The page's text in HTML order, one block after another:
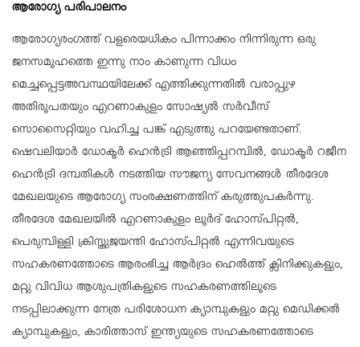
ആരോഗ്യ പരിപാലനം
ആരോഗ്യരംഗത്ത് വളരെയധികം പിന്നാക്കം നിന്നിരുന്ന ഒരു
ജനസമൂഹത്തെ ഇന്നു നാം കാണുന്ന വിധം
മെച്ചപ്പെട്ടഅവസ്ഥയിലേക്ക് എത്തിക്കുന്നതില്‍ വരാപ്പുഴ
അതിരൂപതയും എറണാകുളം സോഷ്യല്‍ സര്‍വീസ്
സൊസൈറ്റിയും വഹിച്ച പങ്ക് എടുത്തു പറയേണ്ടതാണ്.
ഷെവലിയാര്‍ ഡോക്ടര്‍ ഹെന്‍ട്രി ആഞ്ഞിപ്പറമ്പില്‍, ഡോക്ടര്‍ റജീന
ഹെന്‍ട്രി ദമ്പതികള്‍ നടത്തിയ സൗജന്യ സേവനങ്ങള്‍ തീരദേശ
മേഖലയുടെ ആരോഗ്യ സംരക്ഷണത്തിന് കരുത്തുപകര്‍ന്നു.
തീരദേശ മേഖലയില്‍ എറണാകുളം ലൂര്‍ദ് ഹോസ്പിറ്റല്‍,
പെരുമ്പിള്ളി ക്രിസ്തുജയന്തി ഹോസ്പിറ്റല്‍ എന്നിവയുടെ
സഹകരണത്തോടെ ആരംഭിച്ച ആര്‍ദ്രം ഹെല്‍ത്ത് ക്ലിനിക്കുകളും,
മറ്റു വിവിധ ആശുപത്രികളുടെ സഹകരണത്തിലൂടെ
നടപ്പിലാക്കുന്ന നേത്ര പരിശോധന ക്യാമ്പുകളും മറ്റു മെഡിക്കല്‍
ക്യാമ്പുകളും, കാരിത്താസ് ഇന്ത്യയുടെ സഹകരണത്തോടെ